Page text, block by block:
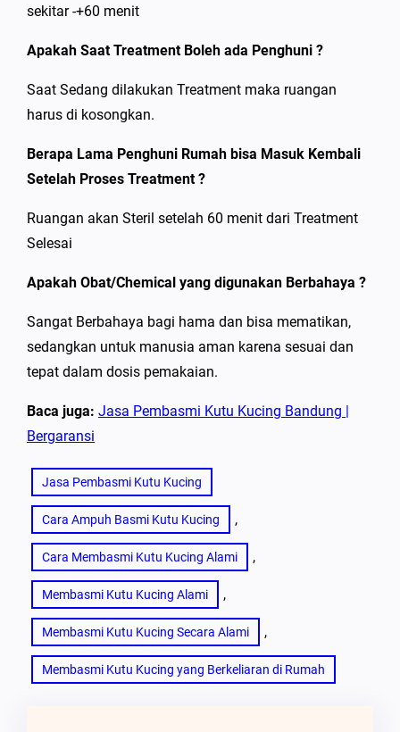
sekitar -+60 menit
Apakah Saat Treatment Boleh ada Penghuni ?
Saat Sedang dilakukan Treatment maka ruangan
harus di kosongkan.
Berapa Lama Penghuni Rumah bisa Masuk Kembali
Setelah Proses Treatment ?
Ruangan akan Steril setelah 60 menit dari Treatment
Selesai
Apakah Obat/Chemical yang digunakan Berbahaya ?
Sangat Berbahaya bagi hama dan bisa mematikan,
sedangkan untuk manusia aman karena sesuai dan
tepat dalam dosis pemakaian.
Baca juga: Jasa Pembasmi Kutu Kucing Bandung |
Bergaransi
Jasa Pembasmi Kutu Kucing
Cara Ampuh Basmi Kutu Kucing ,
Cara Membasmi Kutu Kucing Alami ,
Membasmi Kutu Kucing Alami ,
Membasmi Kutu Kucing Secara Alami ,
Membasmi Kutu Kucing yang Berkeliaran di Rumah